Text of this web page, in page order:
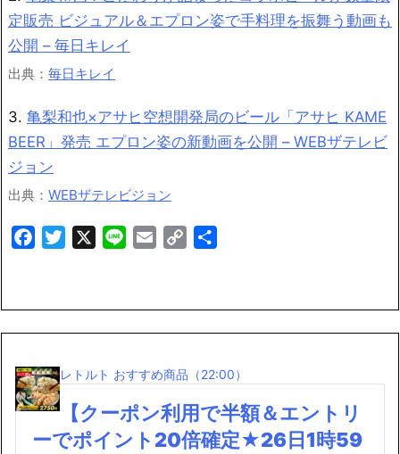
定販売 ビジュアル＆エプロン姿で手料理を振舞う動画も
公開 – 毎日キレイ
出典： 毎日キレイ
3. 亀梨和也×アサヒ空想開発局のビール「アサヒ KAME
BEER」発売 エプロン姿の新動画を公開 – WEBザテレビ
ジョン
出典： WEBザテレビジョン
FacebookTwitter Line Email
Copy
レトルト おすすめ商品（22:00）
【クーポン利用で半額＆エントリ
ーでポイント20倍確定★26日1時59